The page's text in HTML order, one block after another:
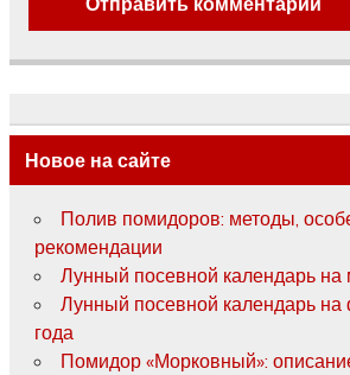
Новое на сайте
Полив помидоров: методы,
рекомендации
Лунный посевной календарь на
Лунный посевной календарь
года
Помидор «Морковный»: